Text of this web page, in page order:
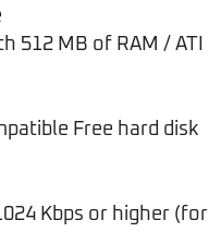
512 MB of RAM / ATI
Free hard disk
Kbps or higher (for